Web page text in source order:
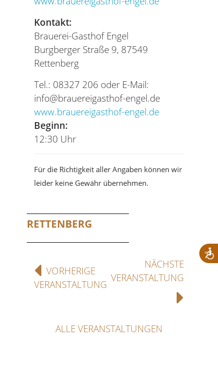
Kontakt:
Brauerei-Gasthof Engel
Burgberger Straße 9, 87549
Rettenberg
Tel.: 08327 206 oder E-Mail:
info@brauereigasthof-engel.de
www.brauereigasthof-engel.de
Beginn:
12:30 Uhr
Für die Richtigkeit aller Angaben können wir
leider keine Gewähr übernehmen.
RETTENBERG
VORHERIGE
VERANSTALTUNG
NÄCHSTE
VERANSTALTUNG
ALLE VERANSTALTUNGEN